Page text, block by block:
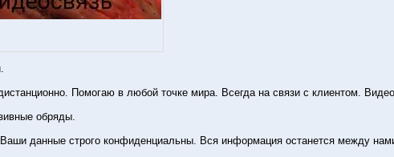
Помогаю в любой точке мира. Всегда на связи с клиентом.
обряды.
Ваши данные строго конфиденциальны. Вся информация останется между